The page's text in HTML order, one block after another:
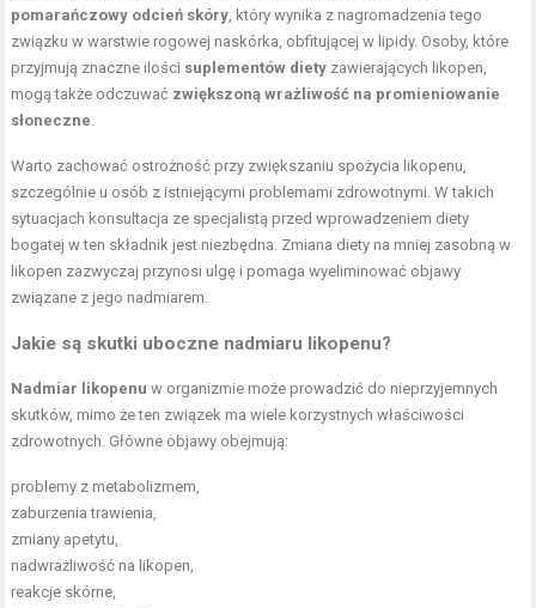
pomarańczowy odcień skóry, który wynika z nagromadzenia tego
związku w warstwie rogowej naskórka, obfitującej w lipidy. Osoby, które
przyjmują znaczne ilości suplementów diety zawierających likopen,
mogą także odczuwać zwiększoną wrażliwość na promieniowanie
słoneczne.
Warto zachować ostrożność przy zwiększaniu spożycia likopenu,
szczególnie u osób z istniejącymi problemami zdrowotnymi. W takich
sytuacjach konsultacja ze specjalistą przed wprowadzeniem diety
bogatej w ten składnik jest niezbędna. Zmiana diety na mniej zasobną w
likopen zazwyczaj przynosi ulgę i pomaga wyeliminować objawy
związane z jego nadmiarem.
Jakie są skutki uboczne nadmiaru likopenu?
Nadmiar likopenu w organizmie może prowadzić do nieprzyjemnych
skutków, mimo że ten związek ma wiele korzystnych właściwości
zdrowotnych. Główne objawy obejmują:
problemy z metabolizmem,
zaburzenia trawienia,
zmiany apetytu,
nadwrażliwość na likopen,
reakcje skórne,